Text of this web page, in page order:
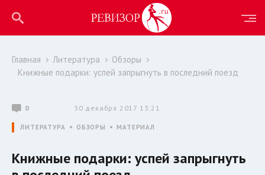
Главная Литература
Обзоры
Книжные подарки: успей запрыгнуть в последний поезд
0 30 декабря 2017 13:21
ЛИТЕРАТУРА ОБЗОРЫ МАТЕРИАЛ
Книжные подарки: успей запрыгнуть